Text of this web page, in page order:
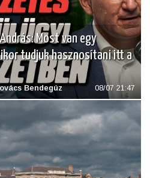
Most van egy
tudjuk hasznosítani itt a
Bendegúz 08/07 21:47